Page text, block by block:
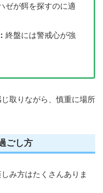
ゼが餌を探すのに適
終盤には警戒心が強
取りながら、慎重に場所
ごし方
み方はたくさんありま